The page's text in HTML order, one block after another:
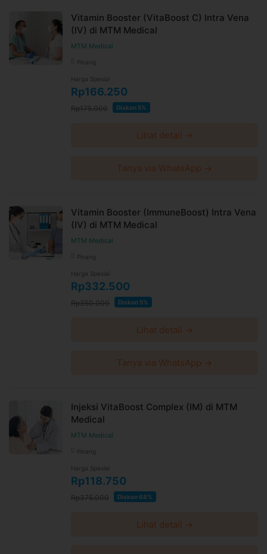
Vitamin Booster (VitaBoost C) Intra Vena
(IV) di MTM Medical
MTM Medical
Pinang
Harga Spesial
Rp166.250
Rp175.000 Diskon 5%
Lihat detail →
Tanya via WhatsApp →
Vitamin Booster (ImmuneBoost) Intra Vena
(IV) di MTM Medical
MTM Medical
Pinang
Harga Spesial
Rp332.500
Rp350.000 Diskon 5%
Lihat detail →
Tanya via WhatsApp →
Injeksi VitaBoost Complex (IM) di MTM
Medical
MTM Medical
Pinang
Harga Spesial
Rp118.750
Rp375.000 Diskon 68%
Lihat detail →